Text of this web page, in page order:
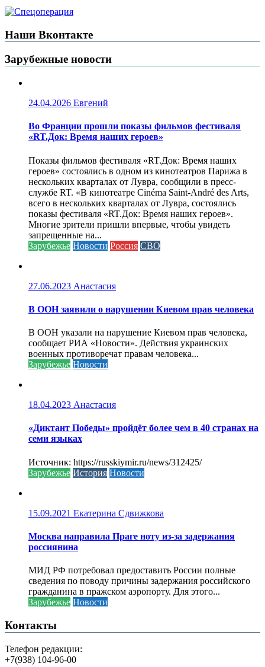
Наши Вконтакте
Зарубежные новости
24.04.2026 Евгений
Во Франции прошли показы фильмов фестиваля
«RT.Док: Время наших героев»
Показы фильмов фестиваля «RT.Док: Время наших
героев» состоялись в одном из кинотеатров Парижа в
нескольких кварталах от Лувра, сообщили в пресс-
службе RT. «В кинотеатре Cinéma Saint-André des Arts,
всего в нескольких кварталах от Лувра, состоялись
показы фестиваля «RT.Док: Время наших героев».
Многие зрители пришли впервые, чтобы увидеть
запрещенные на...
Зарубежье Новости Россия СВО
27.06.2023 Анастасия
В ООН заявили о нарушении Киевом прав человека
В ООН указали на нарушение Киевом прав человека,
сообщает РИА «Новости». Действия украинских
военных противоречат правам человека...
Зарубежье Новости
18.04.2023 Анастасия
«Диктант Победы» пройдёт более чем в 40 странах на
семи языках
Источник: https://russkiymir.ru/news/312425/
Зарубежье История Новости
15.09.2021 Екатерина Сдвижкова
Москва направила Праге ноту из-за задержания
россиянина
МИД РФ потребовал предоставить России полные
сведения по поводу причины задержания российского
гражданина в пражском аэропорту. Для этого...
Зарубежье Новости
Контакты
Телефон редакции:
+7(938) 104-96-00